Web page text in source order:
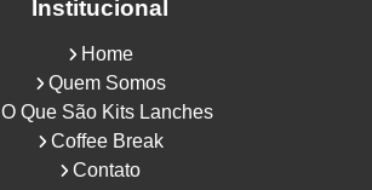
Institucional
Home
Quem Somos
O Que São Kits Lanches
Coffee Break
Contato